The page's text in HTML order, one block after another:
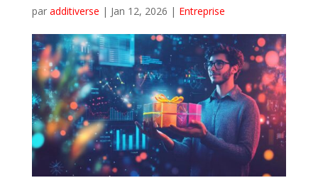
par additiverse | Jan 12, 2026 | Entreprise